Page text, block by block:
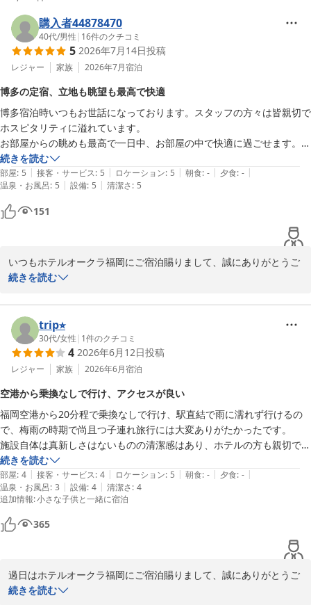
購入者44878470
40代/男性 | 16件のクチコミ
5 2026年7月14日投稿
レジャー 家族 2026年7月宿泊
博多の定宿、立地も眺望も最高で快適
博多宿泊時いつもお世話になっております。スタッフの方々は皆親切で
ホスピタリティに溢れています。
お部屋からの眺めも最高で一日中、お部屋の中で快適に過ごせます。
また、立地も非常に便利。中洲川端駅直結なので、福岡空港、博多駅、
天神駅間を全く濡れずに移動出来るため雨の日の観光、ショッピングに
も大変便利です。
続きを読む
部屋: 5 | 接客・サービス: 5 | ロケーション: 5 | 朝食: - | 夕食: - |
温泉・お風呂: 5 | 設備: 5 | 清潔さ: 5
151
いつもホテルオークラ福岡にご宿泊賜りまして、誠にありがとうご
ざいます。館内でのご滞在がご満足のいくものであったご様子で大
スタッフ一同精進してまいります。お客様のお帰りを心よりお待ち
ホテルオークラ福岡
2026-07-20
続きを読む
trip⭐︎
30代/女性 | 1件のクチコミ
4 2026年6月12日投稿
レジャー 家族 2026年6月宿泊
空港から乗換なしで行け、アクセスが良い
福岡空港から20分程で乗換なしで行け、駅直結で雨に濡れず行けるの
で、梅雨の時期で尚且つ子連れ旅行には大変ありがたかったです。
施設自体は真新しさはないものの清潔感はあり、ホテルの方も親切で、
安心して泊まれるホテルです。
また博多に来た際は宿泊したいと思います。
続きを読む
部屋: 4 | 接客・サービス: 4 | ロケーション: 5 | 朝食: - | 夕食: - |
温泉・お風呂: 3 | 設備: 4 | 清潔さ: 4
追加情報:小さな子供と一緒に宿泊
365
過日はホテルオークラ福岡にご宿泊賜りまして、誠にありがとうご
ざいます。お子様とご一緒にご不便なくお過ごしいただけたご様子
続きを読む